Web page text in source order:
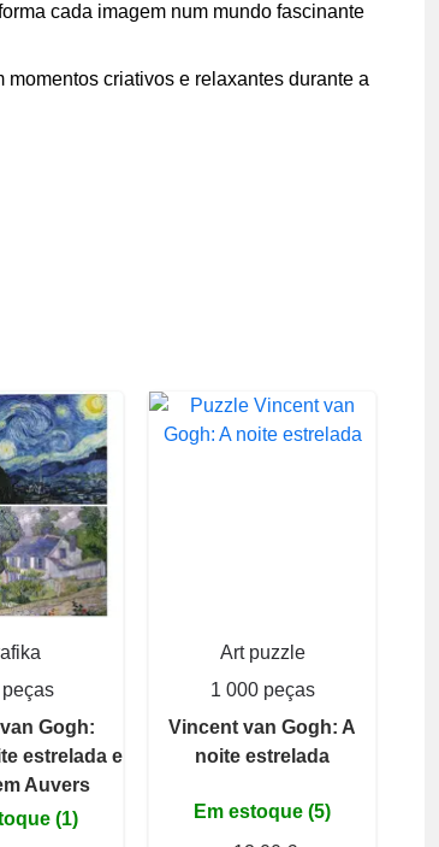
cada imagem num mundo fascinante
criativos e relaxantes durante a
Gogh:
estrelada e
Auvers
(1)
Art puzzle
1 000 peças
Vincent van Gogh: A
noite estrelada
Em estoque (5)